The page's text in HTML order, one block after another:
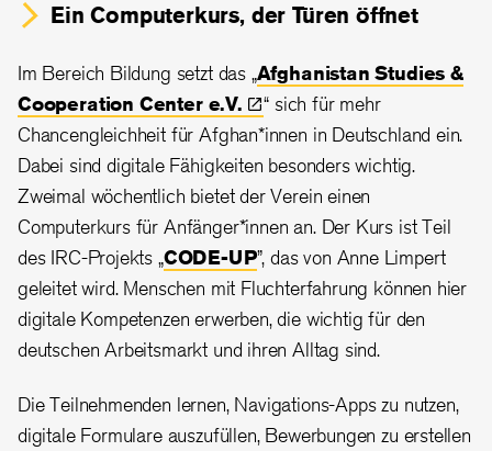
Ein Computerkurs, der Türen öffnet
Im Bereich Bildung setzt das „Afghanistan Studies &
Cooperation Center e.V.
“ sich für mehr
Chancengleichheit für Afghan*innen in Deutschland ein.
Dabei sind digitale Fähigkeiten besonders wichtig.
Zweimal wöchentlich bietet der Verein einen
Computerkurs für Anfänger*innen an. Der Kurs ist Teil
des IRC-Projekts „CODE-UP”, das von Anne Limpert
geleitet wird. Menschen mit Fluchterfahrung können hier
digitale Kompetenzen erwerben, die wichtig für den
deutschen Arbeitsmarkt und ihren Alltag sind.
Die Teilnehmenden lernen, Navigations-Apps zu nutzen,
digitale Formulare auszufüllen, Bewerbungen zu erstellen